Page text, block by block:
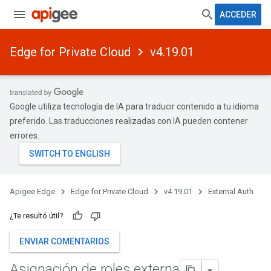
ACCEDER
Edge for Private Cloud v4.19.01
Google utiliza tecnología de IA para traducir contenido a tu idioma
preferido. Las traducciones realizadas con IA pueden contener
errores.
Apigee Edge Edge for Private Cloud v4.19.01 External Auth
¿Te resultó útil?
ENVIAR COMENTARIOS